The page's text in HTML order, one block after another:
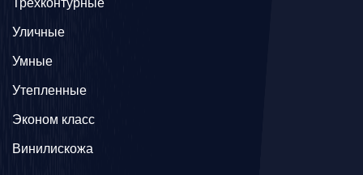
Трехконтурные
Уличные
Умные
Утепленные
Эконом класс
Винилискожа